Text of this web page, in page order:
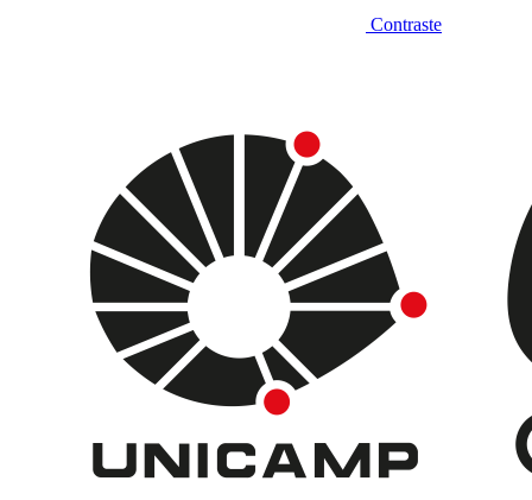
Contraste